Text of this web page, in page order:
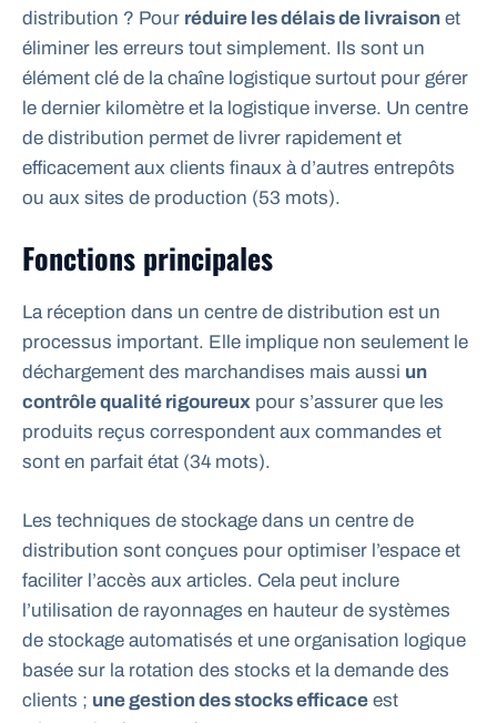
distribution ? Pour réduire les délais de livraison et
éliminer les erreurs tout simplement. Ils sont un
élément clé de la chaîne logistique surtout pour gérer
le dernier kilomètre et la logistique inverse. Un centre
de distribution permet de livrer rapidement et
efficacement aux clients finaux à d’autres entrepôts
ou aux sites de production (53 mots).
Fonctions principales
La réception dans un centre de distribution est un
processus important. Elle implique non seulement le
déchargement des marchandises mais aussi un
contrôle qualité rigoureux pour s’assurer que les
produits reçus correspondent aux commandes et
sont en parfait état (34 mots).
Les techniques de stockage dans un centre de
distribution sont conçues pour optimiser l’espace et
faciliter l’accès aux articles. Cela peut inclure
l’utilisation de rayonnages en hauteur de systèmes
de stockage automatisés et une organisation logique
basée sur la rotation des stocks et la demande des
clients ; une gestion des stocks efficace est